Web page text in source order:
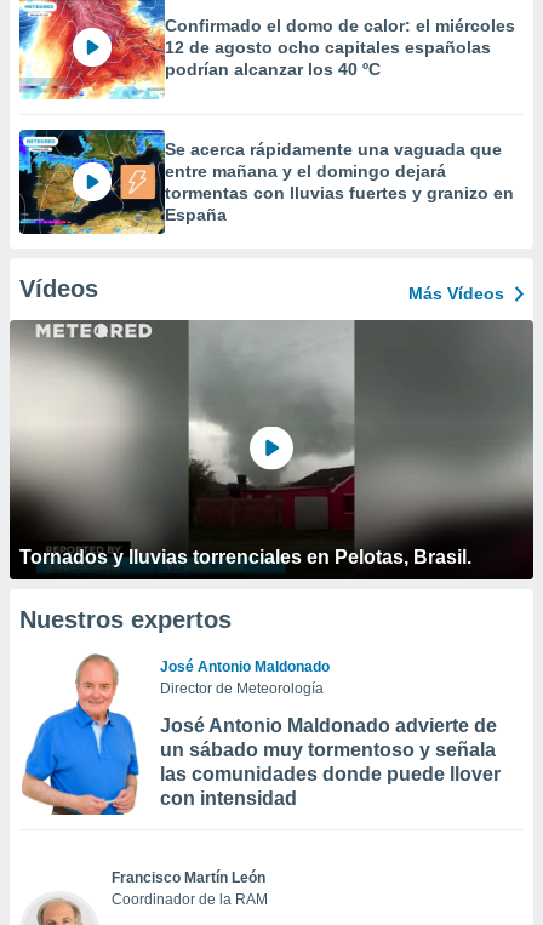
Confirmado el domo de calor: el miércoles
12 de agosto ocho capitales españolas
podrían alcanzar los 40 ºC
Se acerca rápidamente una vaguada que
entre mañana y el domingo dejará
tormentas con lluvias fuertes y granizo en
España
Vídeos Más Vídeos
Tornados y lluvias torrenciales en Pelotas, Brasil.
Nuestros expertos
José Antonio Maldonado
Director de Meteorología
José Antonio Maldonado advierte de
un sábado muy tormentoso y señala
las comunidades donde puede llover
con intensidad
Francisco Martín León
Coordinador de la RAM